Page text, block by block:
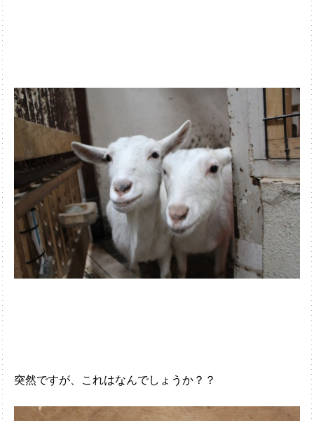
突然ですが、これはなんでしょうか？？